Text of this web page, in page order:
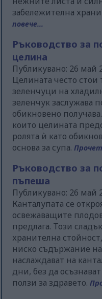
забележителна
повече...
Ръководство за
целина
Публикувано: 26 май
Целината често
зеленчуци на
зеленчук заслужава
обикновено
които целината
ролята ѝ като
основа за супа.
Ръководство за
пъпеша
Публикувано: 26 май
Канталупата се
освежаващите
предлага. Този
хранителна
ниско съдържание
наслаждават на
дни, без да
ползи за здравето.